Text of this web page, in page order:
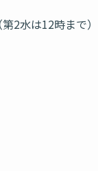
2水は12時まで）